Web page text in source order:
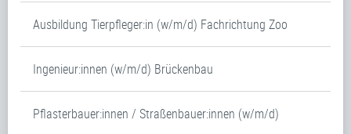
Ausbildung Tierpfleger:in (w/m/d) Fachrichtung Zoo
Ingenieur:innen (w/m/d) Brückenbau
Pflasterbauer:innen / Straßenbauer:innen (w/m/d)